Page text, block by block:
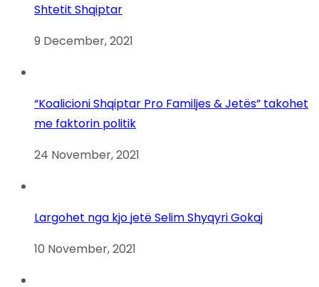
Shtetit Shqiptar
9 December, 2021
“Koalicioni Shqiptar Pro Familjes & Jetës” takohet
me faktorin politik
24 November, 2021
Largohet nga kjo jetë Selim Shyqyri Gokaj
10 November, 2021